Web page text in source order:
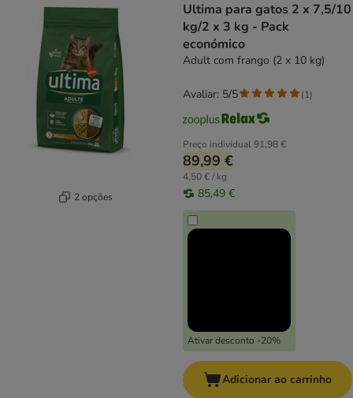
2 opções
Ultima para gatos 2 x 7,5/10
kg/2 x 3 kg - Pack
económico
Adult com frango (2 x 10 kg)
Preço individual91,98 €
89,99 €
4,50 € / kg
85,49 €
Ativar desconto -20%
Avaliar: 5/5 (1)
Adicionar ao carrinho